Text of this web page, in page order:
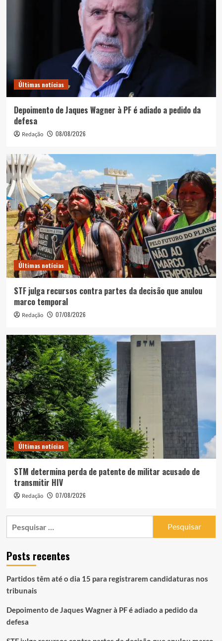
Últimas notícias
Depoimento de Jaques Wagner à PF é adiado a pedido da
defesa
Redação 08/08/2026
Últimas notícias
STF julga recursos contra partes da decisão que anulou
marco temporal
Redação 07/08/2026
Últimas notícias
STM determina perda de patente de militar acusado de
transmitir HIV
Redação 07/08/2026
Posts recentes
Partidos têm até o dia 15 para registrarem candidaturas nos
tribunais
Depoimento de Jaques Wagner à PF é adiado a pedido da
defesa